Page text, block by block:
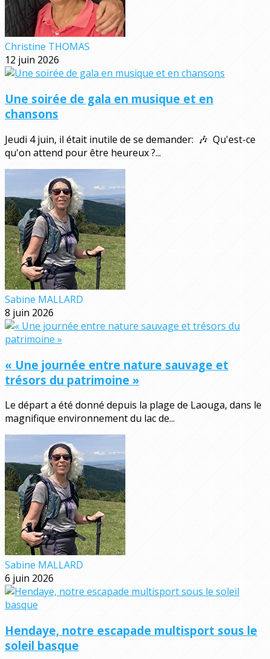
Christine THOMAS
12 juin 2026
Une soirée de gala en musique et en
chansons
Jeudi 4 juin, il était inutile de se demander: 🎶 Qu'est-ce
qu'on attend pour être heureux ?...
Sabine MALLARD
8 juin 2026
« Une journée entre nature sauvage et
trésors du patrimoine »
Le départ a été donné depuis la plage de Laouga, dans le
magnifique environnement du lac de...
Sabine MALLARD
6 juin 2026
Hendaye, notre escapade multisport sous le
soleil basque